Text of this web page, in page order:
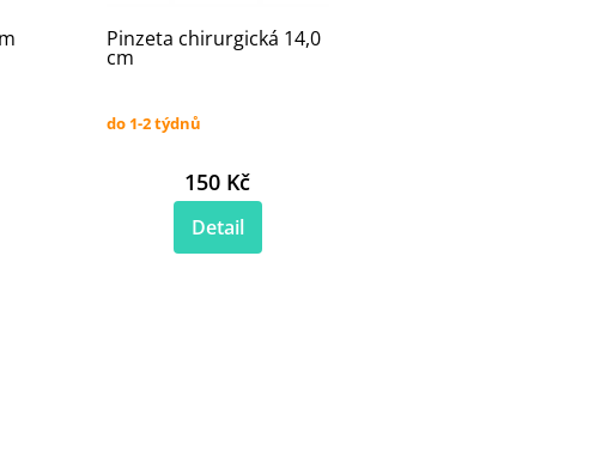
Pinzeta chirurgická 14,0
cm
do 1-2 týdnů
150 Kč
Detail